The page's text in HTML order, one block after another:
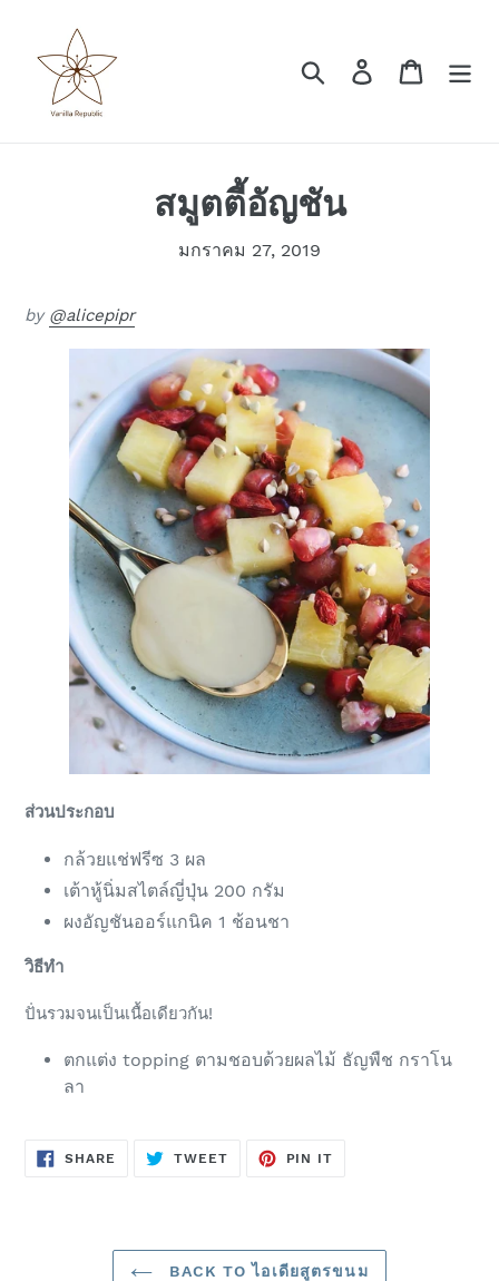
content
Search Log in Cart
สมูตตี้อัญชัน
มกราคม 27, 2019
by @alicepipr
ส่วนประกอบ
กล้วยแช่ฟรีซ 3 ผล
เต้าหู้นิ่มสไตล์ญี่ปุ่น 200 กรัม
ผงอัญชันออร์แกนิค 1 ช้อนชา
วิธีทำ
ปั่นรวมจนเป็นเนื้อเดียวกัน!
ตกแต่ง topping ตามชอบด้วยผลไม้ ธัญพืช กราโน
ลา
SHARE SHARE
TWEETTWEET
PIN IT
BACK TO ไอเดียสูตรขนม